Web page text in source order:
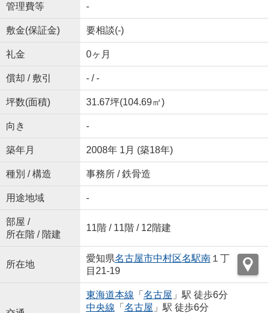
管理費等 -
敷金(保証金) 要相談(-)
礼金 0ヶ月
償却 / 敷引 - / -
坪数(面積) 31.67坪(104.69㎡)
向き -
築年月 2008年 1月 (築18年)
種別 / 構造 事務所 / 鉄骨造
用途地域 -
部屋 /
所在階 / 階建
11階 / 11階 / 12階建
所在地
愛知県名古屋市中村区名駅南１丁
目21-19
東海道本線 「 名古屋 」駅 徒歩6分
中央線 「 名古屋 」駅 徒歩6分